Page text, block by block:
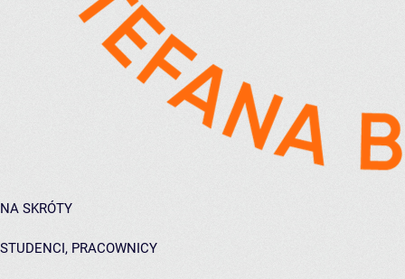
NA SKRÓTY
STUDENCI, PRACOWNICY